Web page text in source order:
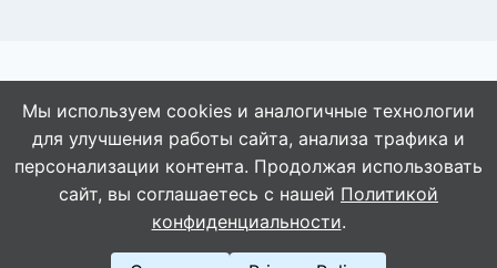
© 2026 АбАлдеть!
Мы используем cookies и аналогичные технологии
для улучшения работы сайта, анализа трафика и
персонализации контента. Продолжая использовать
сайт, вы соглашаетесь с нашей Политикой
конфиденциальности.